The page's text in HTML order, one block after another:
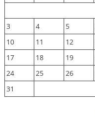
3
4 5
10
11 12
17
18 19
24
25 26
31